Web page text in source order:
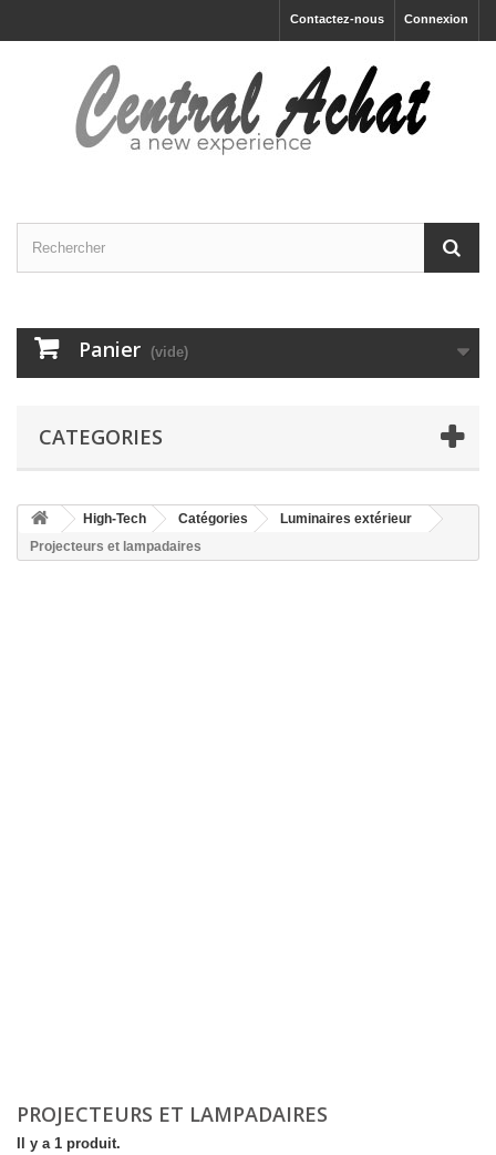
Connexion
Contactez-nous
Panier (vide)
CATEGORIES
High-Tech Catégories
Luminaires extérieur
Projecteurs et lampadaires
PROJECTEURS ET LAMPADAIRES
Il y a 1 produit.